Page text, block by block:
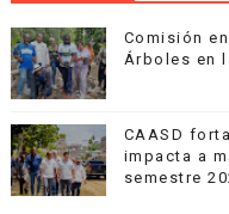
Comisión
Árboles en
CAASD
impacta a
semestre